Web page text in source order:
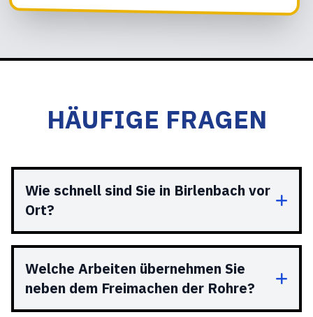
HÄUFIGE FRAGEN
Wie schnell sind Sie in Birlenbach vor
Ort?
Welche Arbeiten übernehmen Sie
neben dem Freimachen der Rohre?